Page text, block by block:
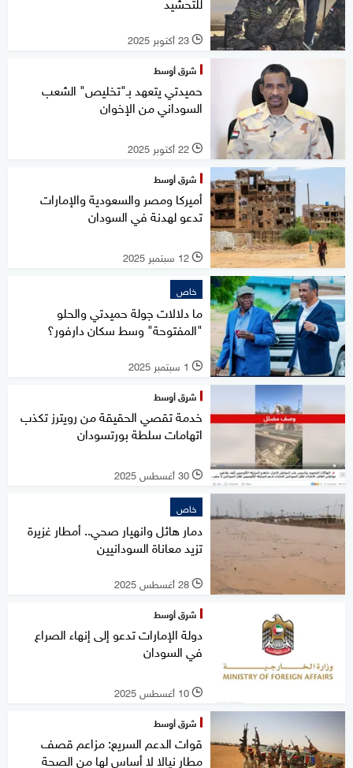
l 23 أكتوبر 2025
شرق أوسط
حميدتي يتعهد بـ"تخليص" الشعب
السوداني من الإخوان
l 22 أكتوبر 2025
شرق أوسط
أميركا ومصر والسعودية والإمارات
تدعو لهدنة في السودان
l 12 سبتمبر 2025
خاص
ما دلالات جولة حميدتي والحلو
"المفتوحة" وسط سكان دارفور؟
l 1 سبتمبر 2025
شرق أوسط
خدمة تقصي الحقيقة من رويترز تكذب
اتهامات سلطة بورتسودان
l 30 أغسطس 2025
خاص
دمار هائل وانهيار صحي.. أمطار غزيرة
تزيد معاناة السودانيين
l 28 أغسطس 2025
شرق أوسط
دولة الإمارات تدعو إلى إنهاء الصراع
في السودان
l 10 أغسطس 2025
شرق أوسط
قوات الدعم السريع: مزاعم قصف
مطار نيالا لا أساس لها من الصحة